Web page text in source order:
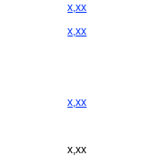
x,xx
x,xx
x,xx
x,xx